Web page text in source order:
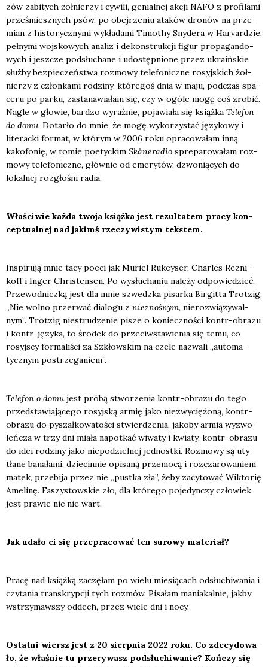
zów zabi­tych żoł­nie­rzy i cywi­li, genial­nej akcji NAFO z pro­fi­la­mi
prze­śmiesz­nych psów, po obej­rze­niu ata­ków dro­nów na prze­
mian z histo­rycz­ny­mi wykła­da­mi Timo­thy Sny­de­ra w Harvar­dzie,
peł­ny­mi woj­sko­wych ana­liz i dekon­struk­cji figur pro­pa­gan­do­
wych i jesz­cze pod­słu­cha­ne i udo­stęp­nio­ne przez ukra­iń­skie
służ­by bez­pie­czeń­stwa roz­mo­wy tele­fo­nicz­ne rosyj­skich żoł­
nie­rzy z człon­ka­mi rodzi­ny, któ­re­goś dnia w maju, pod­czas spa­
ce­ru po par­ku, zasta­na­wia­łam się, czy w ogó­le mogę coś zro­bić.
Nagle w gło­wie, bar­dzo wyraź­nie, poja­wia­ła się książ­ka Tele­fon
do domu. Dotar­ło do mnie, że mogę wyko­rzy­stać języ­ko­wy i
lite­rac­ki for­mat, w któ­rym w 2006 roku opra­co­wa­łam inną
kako­fo­nię, w tomie poetyc­kim Skåne­ra­dio spre­pa­ro­wa­łam roz­
mo­wy tele­fo­nicz­ne, głów­nie od eme­ry­tów, dzwo­nią­cych do
lokal­nej roz­gło­śni radia.
Wła­ści­wie każ­da two­ja książ­ka jest rezul­ta­tem pra­cy kon­
cep­tu­al­nej nad jakimś rze­czy­wi­stym tek­stem.
Inspi­ru­ją mnie tacy poeci jak Muriel Rukey­ser, Char­les Rezni­
koff i Inger Chri­sten­sen. Po wysłu­cha­niu nale­ży odpo­wie­dzieć.
Prze­wod­nicz­ką jest dla mnie szwedz­ka pisar­ka Bir­git­ta Trot­zig:
„Nie wol­no prze­rwać dia­lo­gu z nie­zno­śnym, nie­roz­wią­zy­wal­
nym”. Trot­zig nie­stru­dze­nie pisze o koniecz­no­ści kontr-obra­zu
i kontr-języ­ka, to śro­dek do prze­ciw­sta­wie­nia się temu, co
rosyj­scy for­ma­li­ści za Szkłow­skim na cze­le nazwa­li „auto­ma­
tycz­nym postrze­ga­niem”.
Tele­fon o domujest pró­bą stwo­rze­nia kontr-obra­zu do tego
przed­sta­wia­ją­ce­go rosyj­ską armię jako nie­zwy­cię­żo­ną, kontr-
obra­zu do pyszał­ko­wa­to­ści stwier­dze­nia, jako­by armia wyzwo­
leń­cza w trzy dni mia­ła napo­tkać wiwa­ty i kwia­ty, kontr-obra­zu
do idei rodzi­ny jako nie­po­dziel­nej jed­nost­ki. Roz­mo­wy są uty­
tła­ne bana­ła­mi, dzie­cin­nie opi­sa­ną prze­mo­cą i roz­cza­ro­wa­niem
matek, prze­bi­ja przez nie „pust­ka zła”, żeby zacy­to­wać Wik­to­rię
Ame­li­nę. Faszy­stow­skie zło, dla któ­re­go poje­dyn­czy czło­wiek
jest pra­wie nic nie wart.
Jak uda­ło ci się prze­pra­co­wać ten suro­wy mate­riał?
Pra­cę nad książ­ką zaczę­łam po wie­lu mie­sią­cach odsłu­chi­wa­nia i
czy­ta­nia trans­kryp­cji tych roz­mów. Pisa­łam mania­kal­nie, jak­by
wstrzy­maw­szy oddech, przez wie­le dni i nocy.
Ostat­ni wiersz jest z 20 sierp­nia 2022 roku. Co zde­cy­do­wa­
ło, że wła­śnie tu prze­ry­wasz pod­słu­chi­wa­nie? Koń­czy się